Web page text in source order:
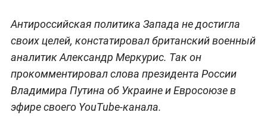
Антироссийская политика Запада не достигла
своих целей, констатировал британский военный
аналитик Александр Меркурис. Так он
прокомментировал слова президента России
Владимира Путина об Украине и Евросоюзе в
эфире своего YouTube-канала.